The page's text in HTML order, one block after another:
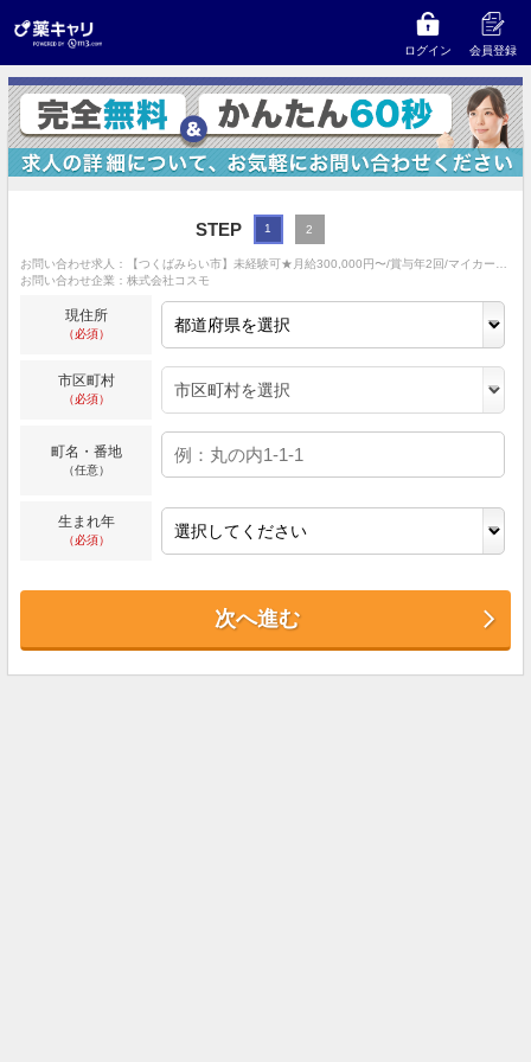
ログイン 会員登録
STEP 1 2
お問い合わせ企業：株式会社コスモ
現住所
（必須）
市区町村
（必須）
町名・番地
（任意）
生まれ年
（必須）
次へ進む